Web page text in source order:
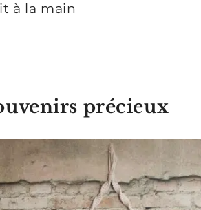
à la main
précieux